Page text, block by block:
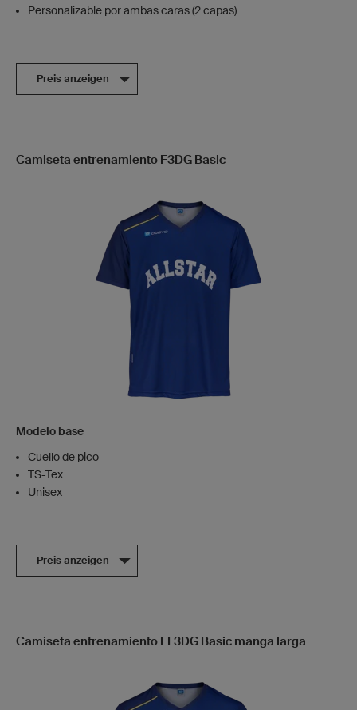
Personalizable por ambas caras (2 capas)
Preis anzeigen
Camiseta entrenamiento F3DG Basic
Modelo base
Cuello de pico
TS-Tex
Unisex
Preis anzeigen
Camiseta entrenamiento FL3DG Basic manga larga